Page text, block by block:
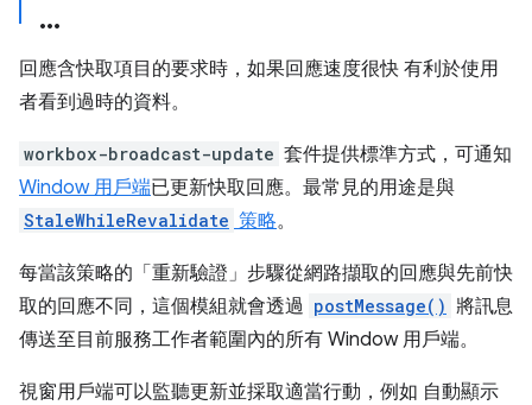
回應含快取項目的要求時，如果回應速度很快 有利於使用
者看到過時的資料。
workbox-broadcast-update 套件提供標準方式，可通知
Window 用戶端已更新快取回應。最常見的用途是與
StaleWhileRevalidate 策略。
每當該策略的「重新驗證」步驟從網路擷取的回應與先前快
取的回應不同，這個模組就會透過 postMessage() 將訊息
傳送至目前服務工作者範圍內的所有 Window 用戶端。
視窗用戶端可以監聽更新並採取適當行動，例如 自動顯示